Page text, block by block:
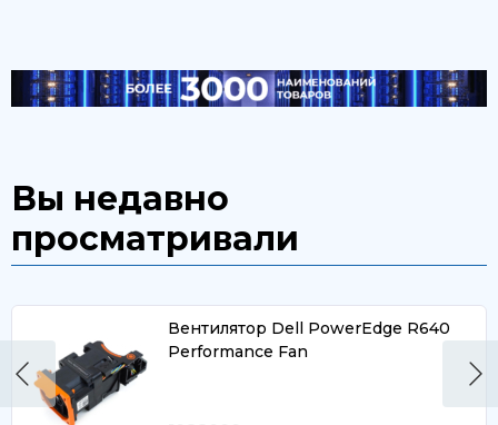
Вы недавно
просматривали
Вентилятор Dell PowerEdge R640
Performance Fan